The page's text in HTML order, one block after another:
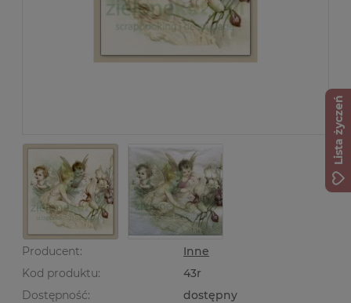
Producent:
Inne
Kod produktu:
43r
Dostępność:
dostępny
Lista życzeń